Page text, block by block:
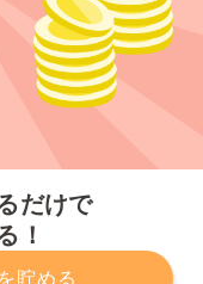
だけで
！
貯める